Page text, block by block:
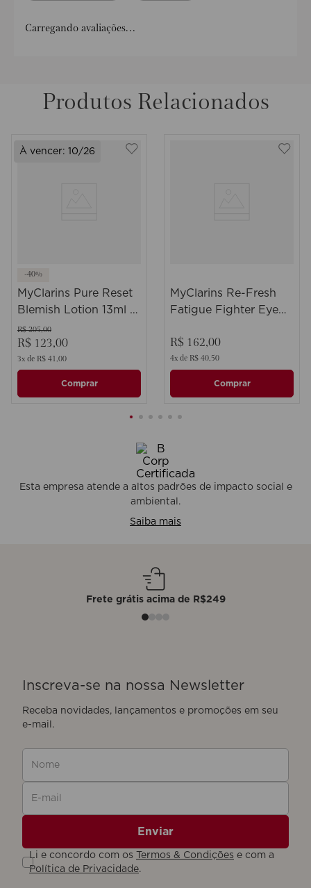
Carregando avaliações…
Produtos Relacionados
À vencer: 10/26
-40%
MyClarins Pure Reset
Blemish Lotion 13ml -
Loção Matificante
R$ 205,00
R$ 123,00
3 R$ 41,00
Comprar
MyClarins Re-Fresh
Fatigue Fighter Eye
R$ 162,00
4 R$ 40,50
Comprar
Esta empresa atende a altos padrões de impacto social e
ambiental.
Saiba mais
Frete grátis acima de R$249
Inscreva-se na nossa Newsletter
Nome
E-mail
Enviar
Li e concordo com os Termos & Condições e com a
Política de Privacidade.